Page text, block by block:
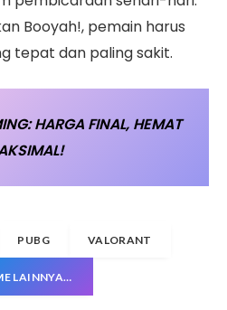
Booyah!, pemain harus
tepat dan paling sakit.
HARGA FINAL, HEMAT
PUBG VALORANT
LAINNYA…